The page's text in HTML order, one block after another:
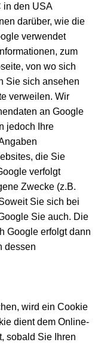
in den USA
darüber, wie die
verwendet
zum
von wo sich
Sie sich ansehen
verweilen. Wir
an Google
jedoch Ihre
die Sie
verfolgt
Zwecke (z.B.
Sie sich bei
Sie auch. Die
Google erfolgt dann
dessen
wird ein Cookie
dient dem Online-
sobald Sie Ihren